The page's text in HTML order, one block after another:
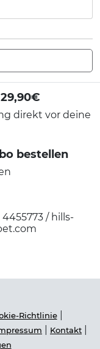
direkt vor deine
bestellen
/ hills-
Richtlinie|
Kontakt